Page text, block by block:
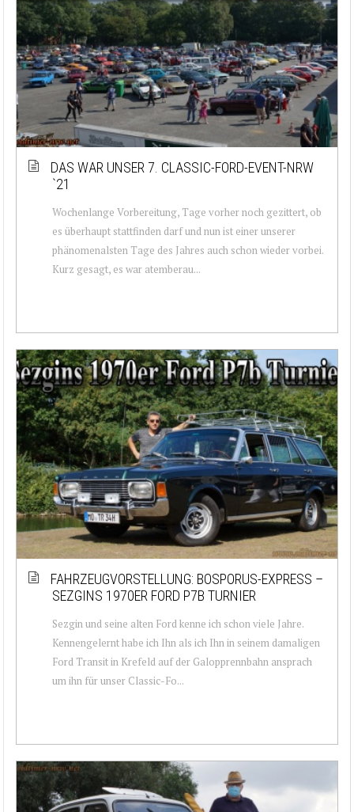
DAS WAR UNSER 7. CLASSIC-FORD-EVENT-NRW
`21
Wochenlange Vorbereitung, Tage vorher noch gezittert, ob
es überhaupt stattfinden darf und nun ist einer unserer
phänomenalsten Tage des Jahres auch schon wieder vorbei.
Kurz gesagt, es war atemberau...
FAHRZEUGVORSTELLUNG: BOSPORUS-EXPRESS –
SEZGINS 1970ER FORD P7B TURNIER
Sezgin und seine alten Ford kenne ich schon viele Jahre.
Kennengelernt habe ich Ihn als ich Ihn in seinem damaligen
Ford Transit in Krefeld auf der Galopprennbahn ansprach
um ihn für unser Classic-Fo...